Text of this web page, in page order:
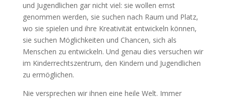
und Jugendlichen gar nicht viel: sie wollen ernst
genommen werden, sie suchen nach Raum und Platz,
wo sie spielen und ihre Kreativität entwickeln können,
sie suchen Möglichkeiten und Chancen, sich als
Menschen zu entwickeln. Und genau dies versuchen wir
im Kinderrechtszentrum, den Kindern und Jugendlichen
zu ermöglichen.
Nie versprechen wir ihnen eine heile Welt. Immer